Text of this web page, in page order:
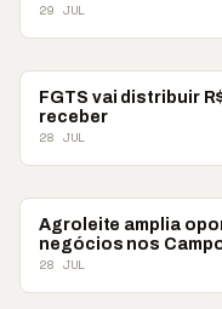
29 JUL
ECONOMIA
FGTS vai distribuir
receber
28 JUL
ECONOMIA
Agroleite amplia
negócios nos
28 JUL